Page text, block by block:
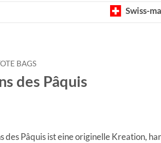
Swiss-
BAGS
des Pâquis
des Pâquis ist eine originelle Kreation,